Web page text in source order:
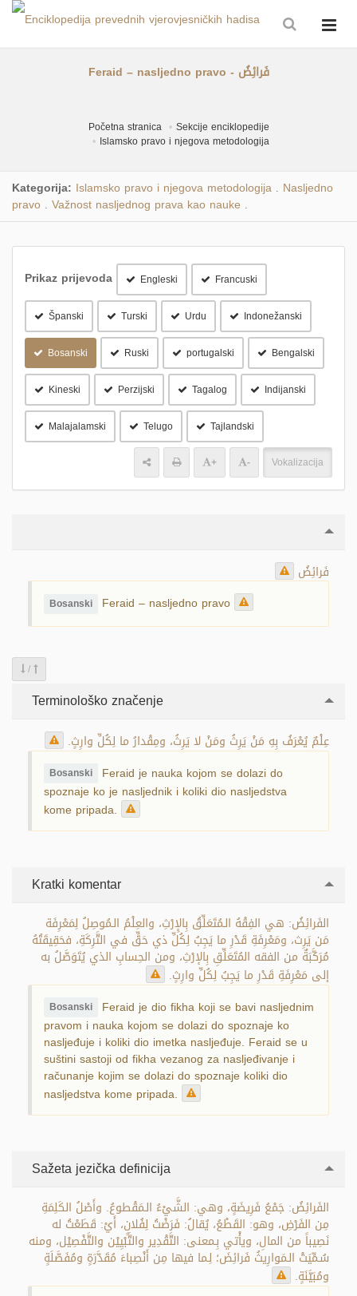
Feraid – nasljedno pravo - فَرائِضُ
Početna stranica
Sekcije enciklopedije
Islamsko pravo i njegova metodologija
Kategorija: Islamsko pravo i njegova metodologija Nasljedno
pravo Važnost nasljednog prava kao nauke
Prikaz prijevoda Engleski Francuski
Španski Turski Urdu Indonežanski
Bosanski Ruski portugalski Bengalski
Kineski Perzijski Tagalog Indijanski
Malajalamski Telugo Tajlandski
+ - Vokalizacija
فَرائِضُ
Bosanski Feraid – nasljedno pravo
/
Terminološko značenje
عِلْمٌ يُعْرَفُ بِهِ مَنْ يَرِثُ ومَنْ لا يَرِثُ، ومِقْدارُ ما لِكُلِّ وارِثٍ.
Bosanski Feraid je nauka kojom se dolazi do
spoznaje ko je nasljednik i koliki dio nasljedstva
kome pripada.
Kratki komentar
الفَرائِضُ: هي الفِقْهُ الـمُتَعَلِّقُ بِالإِرْثِ، والعِلْمُ الـمُوصِلُ لِمَعْرِفَة
مَن يَرِث، ومَعْرِفَةِ قَدْرِ ما يَجِبُ لِكُلِّ ذي حَقٍّ في التَّرِكَةِ، فحَقِيقَتُهُ
مُرَكَّبَةٌ من الفقه المُتَعَلِّقِ بِالإرْثِ، ومن الحِسابِ الذي يُتَوَصَّلُ به
إلى مَعْرِفَةِ قَدْرِ ما يَجِبُ لِكُلِّ وارِثٍ.
Bosanski Feraid je dio fikha koji se bavi nasljednim
pravom i nauka kojom se dolazi do spoznaje ko
nasljeđuje i koliki dio imetka nasljeđuje. Feraid se u
suštini sastoji od fikha vezanog za nasljeđivanje i
računanje kojim se dolazi do spoznaje koliki dio
nasljedstva kome pripada.
Sažeta jezička definicija
الفَرائِضُ: جَمْعُ فَرِيضَةٍ، وهي: الشَّيْءُ الـمَقْطوعُ. وأَصْلُ الكَلِمَةِ
مِن الفَرْضِ، وهو: القَطْعُ، يُقالُ: فَرَضْتُ لِفُلانٍ، أَيْ: قَطَعْتُ له
نَصِيباً من المالِ، ويأْتي بِـمعنى: التَّقْدِير والتَّبْيِيْن والتَّفْصِيْل، ومنه
سُـمِّيَتْ الـمَوارِيثُ فَرائِضَ؛ لِـما فيها مِن أَنْصِباءَ مُقَدَّرَةٍ ومُفَصَّلَةٍ
ومُبَيَّنَةٍ.